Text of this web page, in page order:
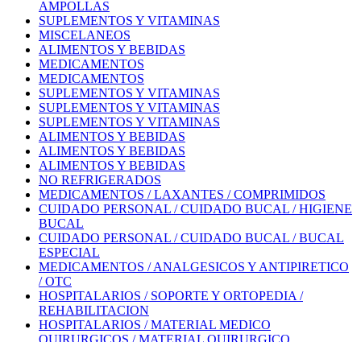
AMPOLLAS
SUPLEMENTOS Y VITAMINAS
MISCELANEOS
ALIMENTOS Y BEBIDAS
MEDICAMENTOS
MEDICAMENTOS
SUPLEMENTOS Y VITAMINAS
SUPLEMENTOS Y VITAMINAS
SUPLEMENTOS Y VITAMINAS
ALIMENTOS Y BEBIDAS
ALIMENTOS Y BEBIDAS
ALIMENTOS Y BEBIDAS
NO REFRIGERADOS
MEDICAMENTOS / LAXANTES / COMPRIMIDOS
CUIDADO PERSONAL / CUIDADO BUCAL / HIGIENE
BUCAL
CUIDADO PERSONAL / CUIDADO BUCAL / BUCAL
ESPECIAL
MEDICAMENTOS / ANALGESICOS Y ANTIPIRETICO
/ OTC
HOSPITALARIOS / SOPORTE Y ORTOPEDIA /
REHABILITACION
HOSPITALARIOS / MATERIAL MEDICO